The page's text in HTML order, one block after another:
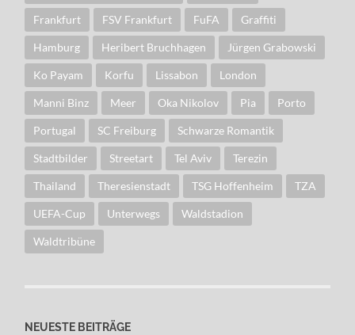
Frankfurt FSV Frankfurt FuFA Graffiti
Hamburg Heribert Bruchhagen Jürgen Grabowski
Ko Payam Korfu Lissabon London
Manni Binz Meer Oka Nikolov Pia Porto
Portugal SC Freiburg Schwarze Romantik
Stadtbilder Streetart Tel Aviv Terezin
Thailand Theresienstadt TSG Hoffenheim TZA
UEFA-Cup Unterwegs Waldstadion
Waldtribüne
NEUESTE BEITRÄGE